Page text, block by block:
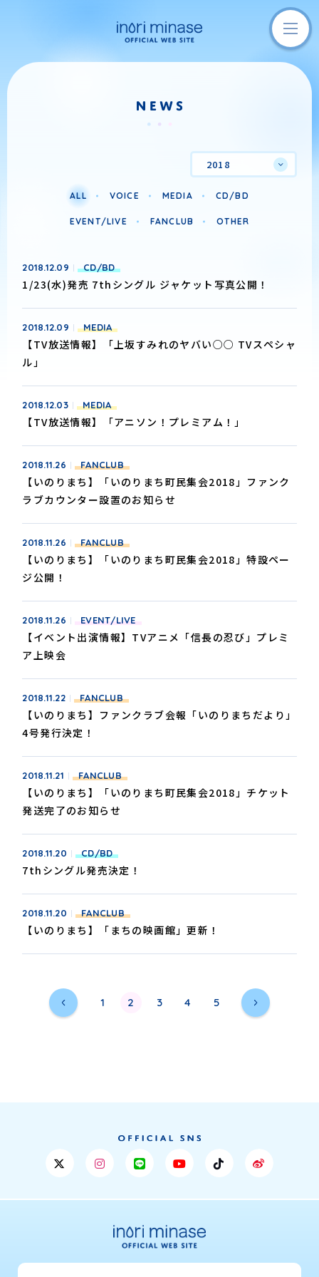
2018
ALL VOICE MEDIA CD/BD
EVENT/LIVE FANCLUB OTHER
2018.12.09 CD/BD
1/23(水)発売 7thシングル ジャケット写真公開！
2018.12.09 MEDIA
【TV放送情報】「上坂すみれのヤバい○○ TVスペシャ
ル」
2018.12.03 MEDIA
【TV放送情報】「アニソン！プレミアム！」
2018.11.26 FANCLUB
【いのりまち】「いのりまち町民集会2018」ファンク
ラブカウンター設置のお知らせ
2018.11.26 FANCLUB
【いのりまち】「いのりまち町民集会2018」特設ペー
ジ公開！
2018.11.26 EVENT/LIVE
【イベント出演情報】TVアニメ「信長の忍び」プレミ
ア上映会
2018.11.22 FANCLUB
【いのりまち】ファンクラブ会報「いのりまちだより」
4号発行決定！
2018.11.21 FANCLUB
【いのりまち】「いのりまち町民集会2018」チケット
発送完了のお知らせ
2018.11.20 CD/BD
7thシングル発売決定！
2018.11.20 FANCLUB
【いのりまち】「まちの映画館」更新！
1 2 3 4 5